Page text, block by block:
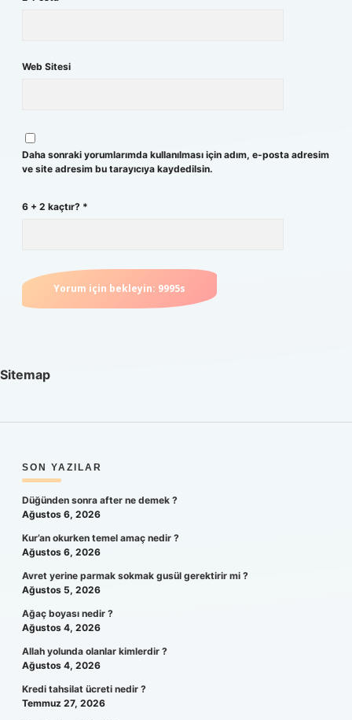
Web Sitesi
Daha sonraki yorumlarımda kullanılması için adım, e-posta adresim
ve site adresim bu tarayıcıya kaydedilsin.
6 + 2 kaçtır? *
Sitemap
SIDEBAR
SON YAZILAR
Düğünden sonra after ne demek ?
Ağustos 6, 2026
Kur’an okurken temel amaç nedir ?
Ağustos 6, 2026
Avret yerine parmak sokmak gusül gerektirir mi ?
Ağustos 5, 2026
Ağaç boyası nedir ?
Ağustos 4, 2026
Allah yolunda olanlar kimlerdir ?
Ağustos 4, 2026
Kredi tahsilat ücreti nedir ?
Temmuz 27, 2026